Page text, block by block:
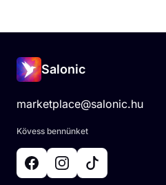
Salonic
marketplace@salonic.hu
Kövess bennünket